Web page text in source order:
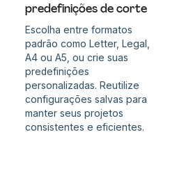
predefinições de corte
Escolha entre formatos
padrão como Letter, Legal,
A4 ou A5, ou crie suas
predefinições
personalizadas. Reutilize
configurações salvas para
manter seus projetos
consistentes e eficientes.